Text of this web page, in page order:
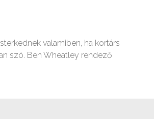
valamiben, ha kortárs
szó. Ben Wheatley rendező